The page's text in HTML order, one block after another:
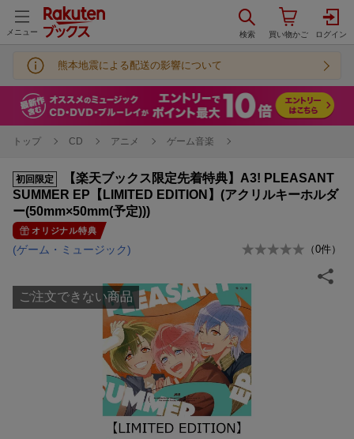
メニュー
熊本地震による配送の影響について
トップ CD アニメ ゲーム音楽
初回限定
【楽天ブックス限定先着特典】A3! PLEASANT
SUMMER EP【LIMITED EDITION】(アクリルキーホルダ
ー(50mm×50mm(予定)))
オリジナル特典
(ゲーム・ミュージック) （0件）
ご注文できない商品